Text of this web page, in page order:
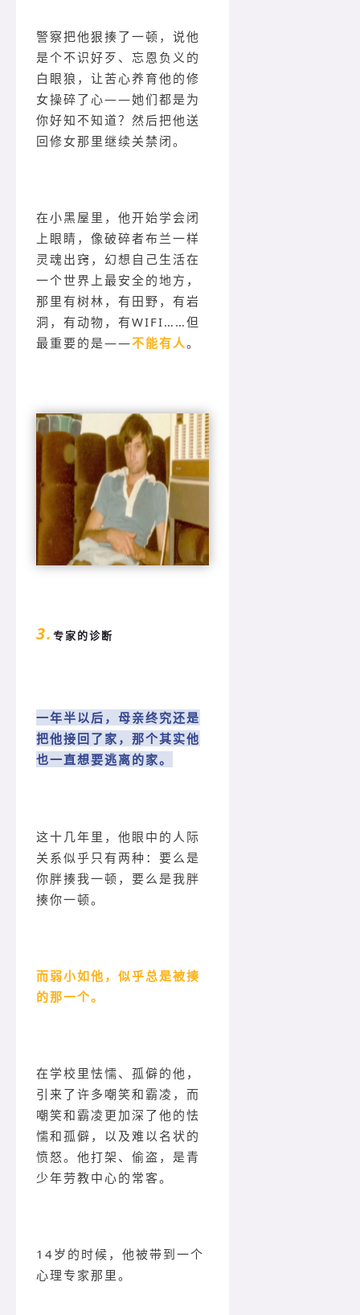
警察把他狠揍了一顿，说他
是个不识好歹、忘恩负义的
白眼狼，让苦心养育他的修
女操碎了心——她们都是为
你好知不知道？然后把他送
回修女那里继续关禁闭。
在小黑屋里，他开始学会闭
上眼睛，像破碎者布兰一样
灵魂出窍，幻想自己生活在
一个世界上最安全的地方，
那里有树林，有田野，有岩
洞，有动物，有WIFI……但
最重要的是——不能有人。
3. 专家的诊断
一年半以后，母亲终究还是
把他接回了家，那个其实他
也一直想要逃离的家。
这十几年里，他眼中的人际
关系似乎只有两种：要么是
你胖揍我一顿，要么是我胖
揍你一顿。
而弱小如他，似乎总是被揍
的那一个。
在学校里怯懦、孤僻的他，
引来了许多嘲笑和霸凌，而
嘲笑和霸凌更加深了他的怯
懦和孤僻，以及难以名状的
愤怒。他打架、偷盗，是青
少年劳教中心的常客。
14岁的时候，他被带到一个
心理专家那里。